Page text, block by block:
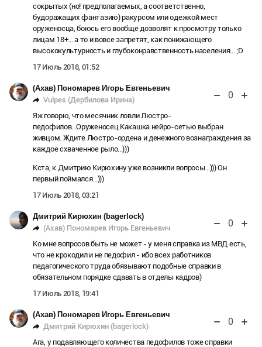
сокрытых (но! предполагаемых, а соответственно,
будоражащих фантазию) ракурсом или одежкой мест
оруженосца, боюсь его вообще дозволят к просмотру только
лицам 18+... а то и вовсе запретят, как понижающего
высококультурность и глубоконравственность населения... ;D
17 Июль 2018, 01:52
(Ахав) Пономарев Игорь Евгеньевич
Vulpes (Дербилова Ирина)
0
Яж говорю, что месячник ловли Люстро-
педофилов...Оруженосец Какашка нейро-сетью выбран
живцом. Ждите Люстро-ордена и денежного вознаграждения за
каждое схваченное рыло...)))
Кста, к Дмитрию Кирюхину уже возникли вопросы...))) Он
первый поймался...)))
17 Июль 2018, 03:21
Дмитрий Кирюхин (bagerlock)
(Ахав) Пономарев Игорь Евгеньевич
0
Ко мне вопросов быть не может - у меня справка из МВД есть,
что не крокодил и не педофил - ибо всех работников
педагогического труда обязывают подобные справки в
обязательном порядке сдавать в отделы кадров)
17 Июль 2018, 19:41
(Ахав) Пономарев Игорь Евгеньевич
Дмитрий Кирюхин (bagerlock)
0
Ага, у подавляющего количества педофилов тоже справки